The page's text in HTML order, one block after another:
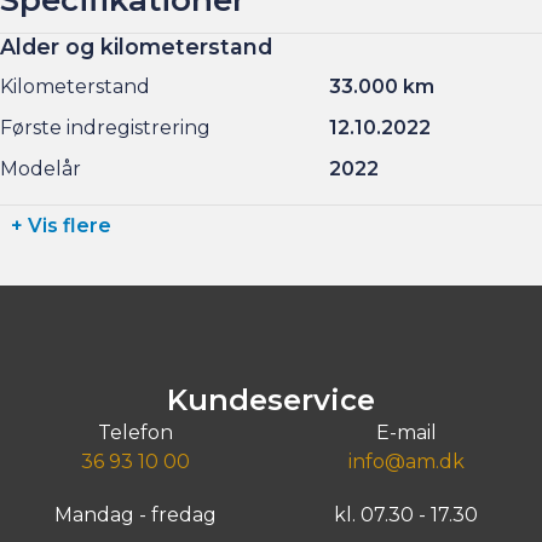
Alder og kilometerstand
Kilometerstand
33.000 km
Første indregistrering
12.10.2022
Modelår
2022
+ Vis flere
Kundeservice
Telefon
36 93 10 00
E-mail
info@am.dk
Mandag - fredag kl. 07.30 - 17.30